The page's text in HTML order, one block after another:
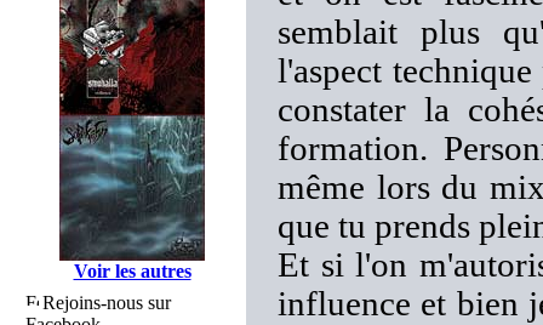
Voir les autres
Rejoins-nous sur
semblait plus
l'aspect
constater la
formation.
même lors du
que tu prends
Et si l'on
influence et bien